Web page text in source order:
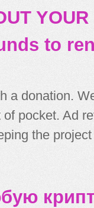
to
a donation.
pocket. Ad
the